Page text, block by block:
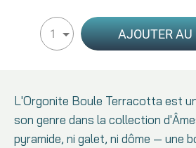
1 AJOUTER AU
L'Orgonite Boule Terracotta est
son genre dans la collection
pyramide, ni galet, ni dôme — une